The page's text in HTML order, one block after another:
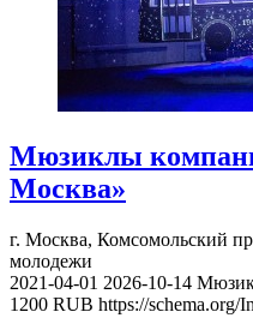
Мюзиклы
Москва»
г. Москва, Комсомольский
молодежи
2021-04-01 2026-10-14
1200 RUB https://schema.org/